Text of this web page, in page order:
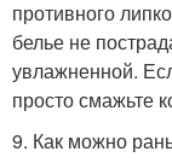
противного
белье не
увлажненной.
просто смажьте
9. Как можно